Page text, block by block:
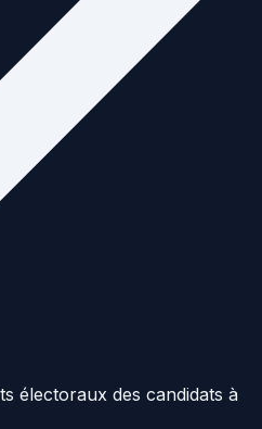
électoraux des candidats à